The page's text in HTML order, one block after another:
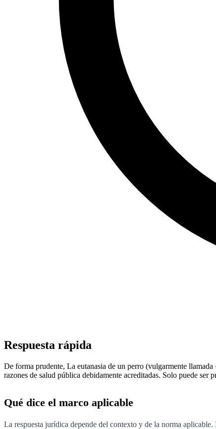
Respuesta rápida
De forma prudente, La eutanasia de un perro (vulgarmente
razones de salud pública debidamente acreditadas. Solo puede
Qué dice el marco aplicable
La respuesta jurídica depende del contexto y de la norma